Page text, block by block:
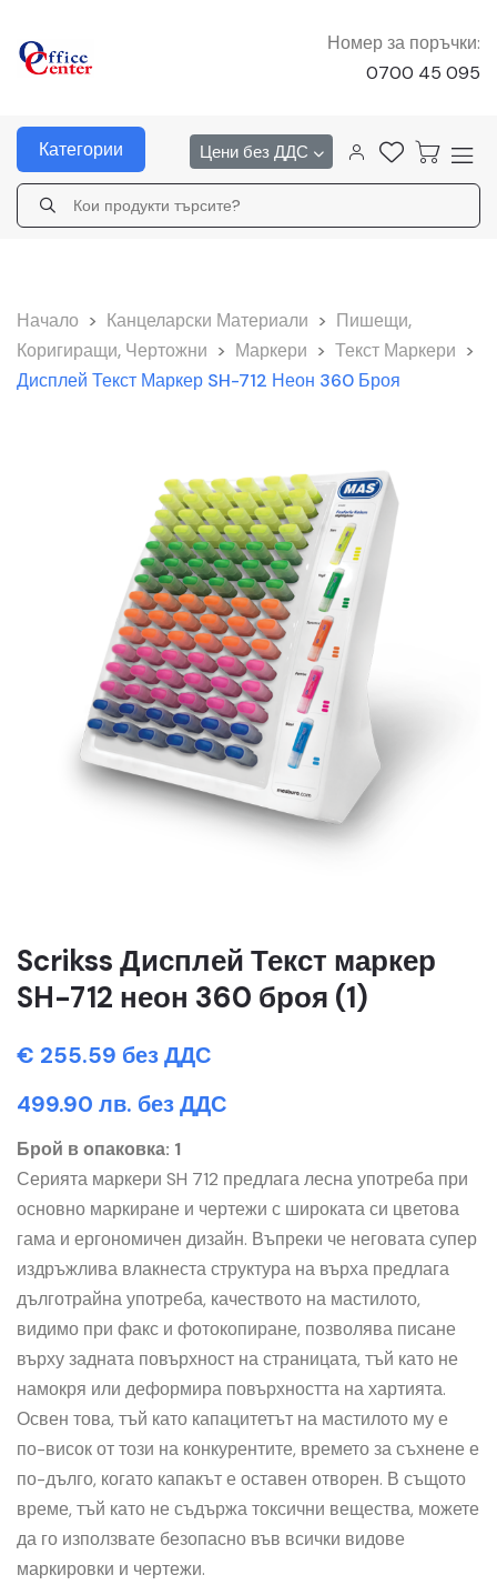
Номер за поръчки:
0700 45 095
Категории Цени без ДДС
Начало > Канцеларски Материали > Пишещи,
Коригиращи, Чертожни > Маркери > Текст Маркери >
Дисплей Текст Маркер SH-712 Неон 360 Броя
Scrikss Дисплей Текст маркер
SH-712 неон 360 броя (1)
€ 255.59 без ДДС
499.90 лв. без ДДС
Брой в опаковка: 1
Серията маркери SH 712 предлага лесна употреба при
основно маркиране и чертежи с широката си цветова
гама и ергономичен дизайн. Въпреки че неговата супер
издръжлива влакнеста структура на върха предлага
дълготрайна употреба, качеството на мастилото,
видимо при факс и фотокопиране, позволява писане
върху задната повърхност на страницата, тъй като не
намокря или деформира повърхността на хартията.
Освен това, тъй като капацитетът на мастилото му е
по-висок от този на конкурентите, времето за съхнене е
по-дълго, когато капакът е оставен отворен. В същото
време, тъй като не съдържа токсични вещества, можете
да го използвате безопасно във всички видове
маркировки и чертежи.